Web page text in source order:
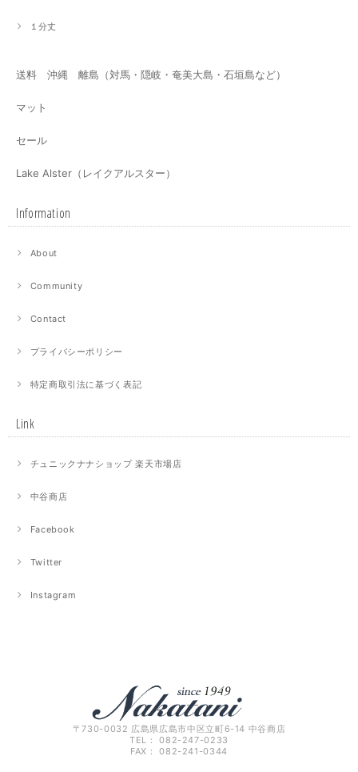
１分丈
送料 沖縄 離島（対馬・隠岐・奄美大島・石垣島など）
マット
セール
Lake Alster（レイクアルスター）
Information
About
Community
Contact
プライバシーポリシー
特定商取引法に基づく表記
Link
チュニックナナショップ 楽天市場店
中谷商店
Facebook
Twitter
Instagram
〒730-0032 広島県広島市中区立町6-14 中谷商店
TEL： 082-247-0233
FAX： 082-241-0344